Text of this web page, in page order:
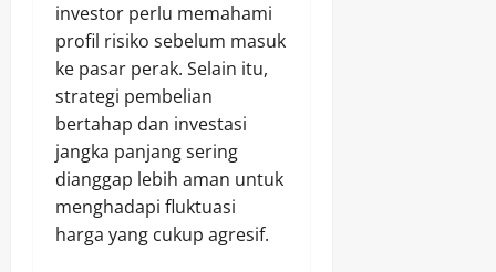
investor perlu memahami
profil risiko sebelum masuk
ke pasar perak. Selain itu,
strategi pembelian
bertahap dan investasi
jangka panjang sering
dianggap lebih aman untuk
menghadapi fluktuasi
harga yang cukup agresif.